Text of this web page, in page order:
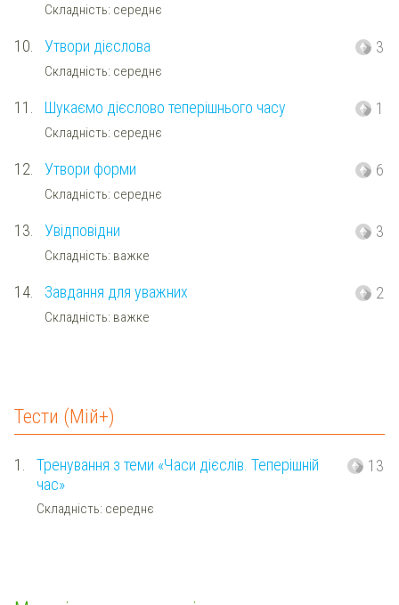
Складність: середнє
10. Утвори дієслова
Складність: середнє
3
11. Шукаємо дієслово теперішнього часу
Складність: середнє
1
12. Утвори форми
Складність: середнє
6
13. Увідповідни
Складність: важке
3
14. Завдання для уважних
Складність: важке
2
Тести (Мій+)
1.
Тренування з теми «Часи дієслів. Теперішній
час»
Складність: середнє
13